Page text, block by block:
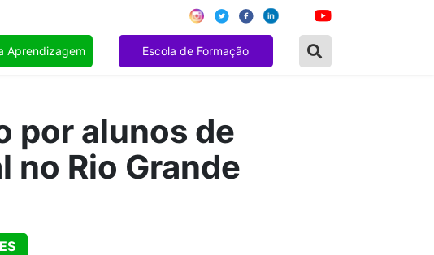
Aprendizagem Escola de Formação
por alunos de
no Rio Grande